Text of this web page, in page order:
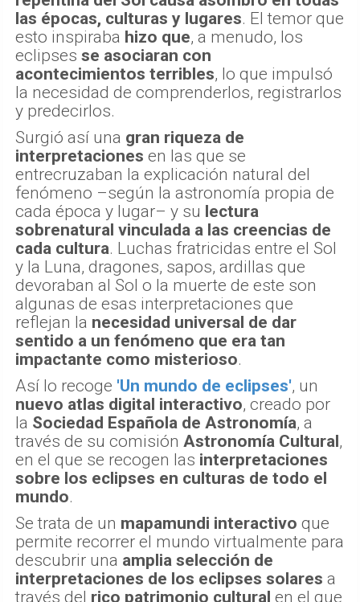
las épocas, culturas y lugares. El temor que
esto inspiraba hizo que, a menudo, los
eclipses se asociaran con
acontecimientos terribles, lo que impulsó
la necesidad de comprenderlos, registrarlos
y predecirlos.
Surgió así una gran riqueza de
interpretaciones en las que se
entrecruzaban la explicación natural del
fenómeno –según la astronomía propia de
cada época y lugar– y su lectura
sobrenatural vinculada a las creencias de
cada cultura. Luchas fratricidas entre el Sol
y la Luna, dragones, sapos, ardillas que
devoraban al Sol o la muerte de este son
algunas de esas interpretaciones que
reflejan la necesidad universal de dar
sentido a un fenómeno que era tan
impactante como misterioso.
Así lo recoge 'Un mundo de eclipses', un
nuevo atlas digital interactivo, creado por
la Sociedad Española de Astronomía, a
través de su comisión Astronomía Cultural,
en el que se recogen las interpretaciones
sobre los eclipses en culturas de todo el
mundo.
Se trata de un mapamundi interactivo que
permite recorrer el mundo virtualmente para
descubrir una amplia selección de
interpretaciones de los eclipses solares a
través del rico patrimonio cultural en el que